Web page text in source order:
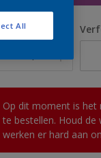
Op dit moment is het
te bestellen. Houd de
werken er hard aan
All